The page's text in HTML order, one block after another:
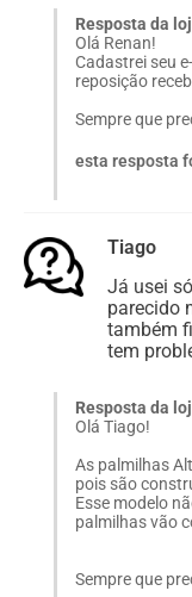
Resposta da
Olá Renan!
Cadastrei seu
reposição
esta resposta
Tiago
Já usei
parecido
também
tem
Resposta da
Olá Tiago!
As palmilhas
pois são
Esse modelo
palmilhas vão
Sempre que